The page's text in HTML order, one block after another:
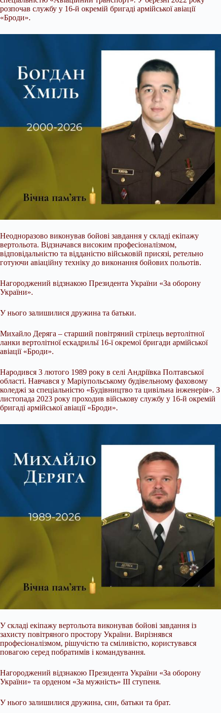
розпочав службу у 16-й окремій бригаді армійської авіації
«Броди».
Неодноразово виконував бойові завдання у складі екіпажу
вертольота. Відзначався високим професіоналізмом,
відповідальністю та відданістю військовій присязі, ретельно
готуючи авіаційну техніку до виконання бойових польотів.
Нагороджений відзнакою Президента України «За оборону
України».
У нього залишилися дружина та батьки.
Михайло Деряга – старший повітряний стрілець вертолітної
ланки вертолітної ескадрильї 16-ї окремої бригади армійської
авіації «Броди».
Народився 3 лютого 1989 року в селі Андріївка Полтавської
області. Навчався у Маріупольському будівельному фаховому
коледжі за спеціальністю «Будівництво та цивільна інженерія». З
листопада 2023 року проходив військову службу у 16-й окремій
бригаді армійської авіації «Броди».
У складі екіпажу вертольота виконував бойові завдання із
захисту повітряного простору України. Вирізнявся
професіоналізмом, рішучістю та сміливістю, користувався
повагою серед побратимів і командування.
Нагороджений відзнакою Президента України «За оборону
України» та орденом «За мужність» III ступеня.
У нього залишилися дружина, син, батьки та брат.